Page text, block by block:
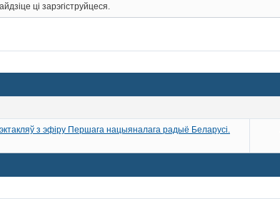
ці зарэгіструйцеся.
з эфіру Першага нацыяналага радыё Беларусі.